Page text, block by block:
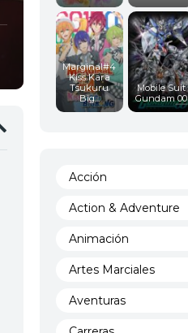
Marginal#4
Kiss Kara
Tsukuru
Big...
Mobile Suit
Gundam 00
Acción
Action & Adventure
Animación
Artes Marciales
Aventuras